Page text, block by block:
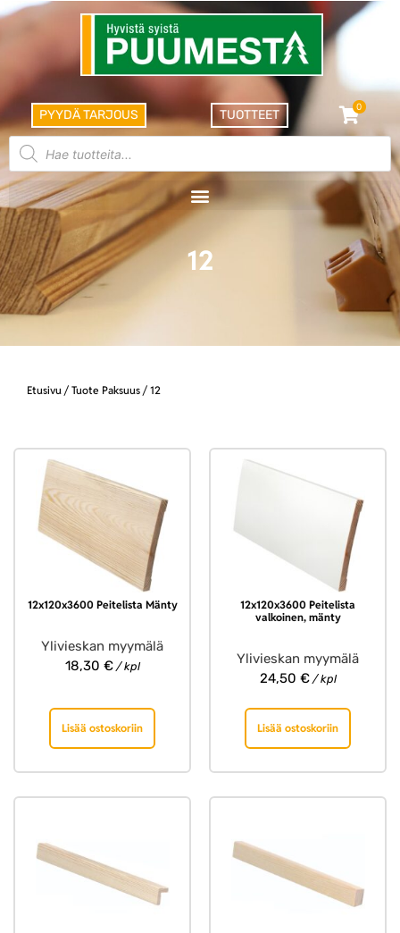
PYYDÄ TARJOUS TUOTTEET
0
12
Etusivu / Tuote Paksuus / 12
12x120x3600 Peitelista Mänty
Ylivieskan myymälä
18,30 €/ kpl
Lisää ostoskoriin
12x120x3600 Peitelista
valkoinen, mänty
Ylivieskan myymälä
24,50 €/ kpl
Lisää ostoskoriin